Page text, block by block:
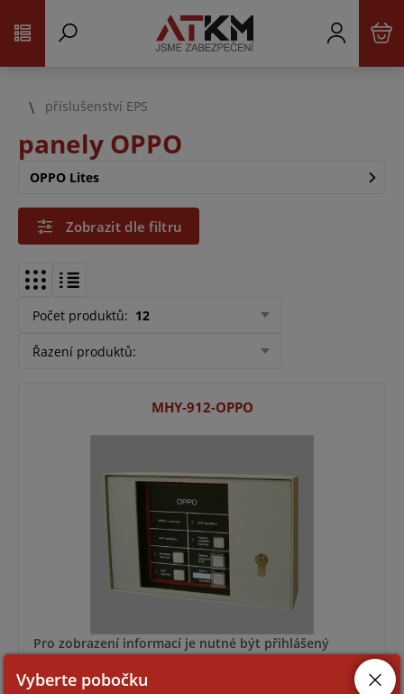
příslušenství EPS
panely OPPO
OPPO Lites
Zobrazit dle filtru
Počet produktů: 12
Řazení produktů:
MHY-912-OPPO
Pro zobrazení informací je nutné být přihlášený
Vyberte pobočku